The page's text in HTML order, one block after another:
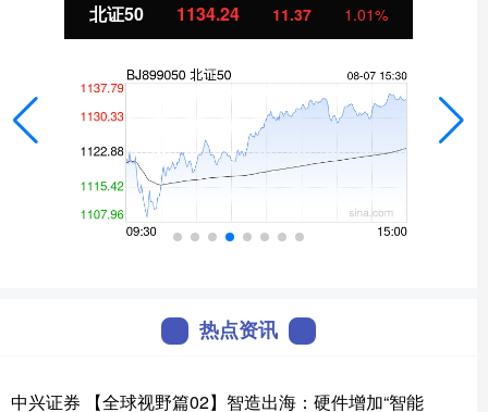
北证50 1134.24 11.37 1.01%
热点资讯
中兴证券 【全球视野篇02】智造出海：硬件增加“智能